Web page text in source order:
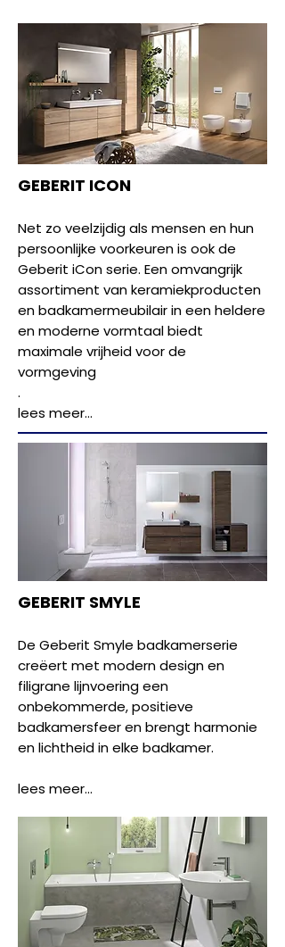
GEBERIT ICON
Net zo veelzijdig als mensen en hun
persoonlijke voorkeuren is ook de
Geberit iCon serie. Een omvangrijk
assortiment van keramiekproducten
en badkamermeubilair in een heldere
en moderne vormtaal biedt
maximale vrijheid voor de
vormgeving
.
lees meer...
GEBERIT SMYLE
De Geberit Smyle badkamerserie
creëert met modern design en
filigrane lijnvoering een
onbekommerde, positieve
badkamersfeer en brengt harmonie
en lichtheid in elke badkamer.
lees meer...